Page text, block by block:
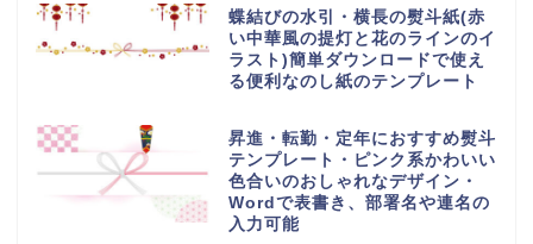
蝶結びの水引・横長の熨斗紙(赤
い中華風の提灯と花のラインのイ
ラスト)簡単ダウンロードで使え
る便利なのし紙のテンプレート
昇進・転勤・定年におすすめ熨斗
テンプレート・ピンク系かわいい
色合いのおしゃれなデザイン・
Wordで表書き、部署名や連名の
入力可能